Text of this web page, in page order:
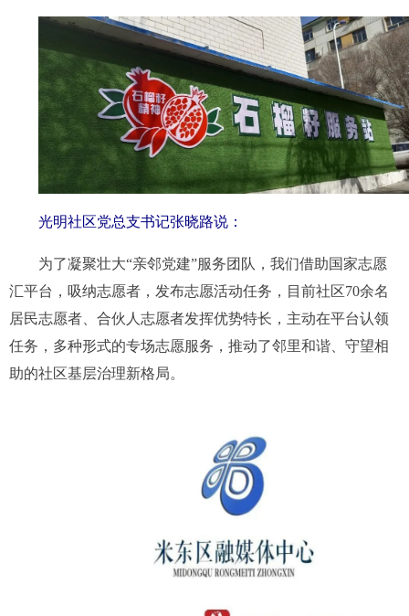
光明社区党总支书记张晓路说 ：
为了凝聚壮大“亲邻党建”服务团队，我们借助国家志愿
汇平台，吸纳志愿者，发布志愿活动任务，目前社区70余名
居民志愿者、合伙人志愿者发挥优势特长，主动在平台认领
任务，多种形式的专场志愿服务，推动了邻里和谐、守望相
助的社区基层治理新格局。